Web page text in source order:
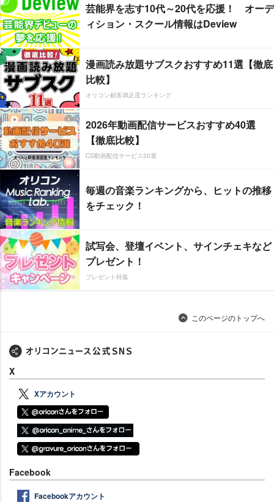
芸能界を志す10代～20代を応援！ オーデ
ィション・スクール情報はDeview
漫画読み放題サブスクおすすめ11選【徹底
比較】
オリコン顧客満足度ランキング
2026年動画配信サービスおすすめ40選
【徹底比較】
CS動画配信サービス20選
毎週の音楽ランキングから、ヒットの推移
をチェック！
試写会、登壇イベント、サインチェキなど
プレゼント！
プレゼント特集
このページのトップへ
X
Xアカウント
Facebook
Facebookアカウント